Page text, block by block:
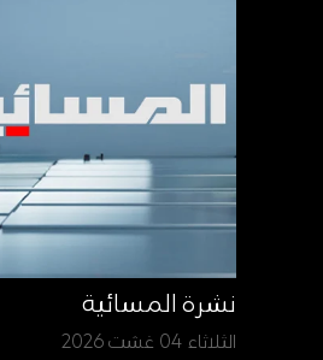
نشرة المسائية
الثلاثاء 04 غشت 2026